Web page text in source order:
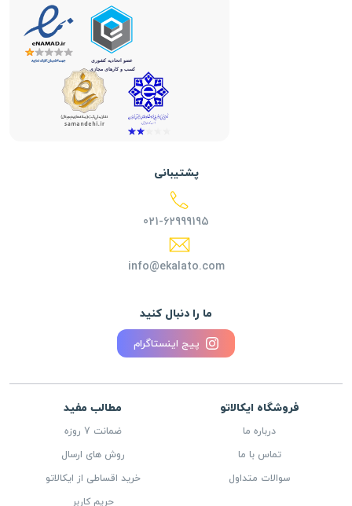
ما را دنبال کنید
پیج اینستاگرام
پشتیبانی
021-62999195
info@ekalato.com
مطالب مفید
ضمانت 7 روزه
روش های ارسال
خرید اقساطی از ایکالاتو
حریم کاربر
فروشگاه ایکالاتو
درباره ما
تماس با ما
سوالات متداول